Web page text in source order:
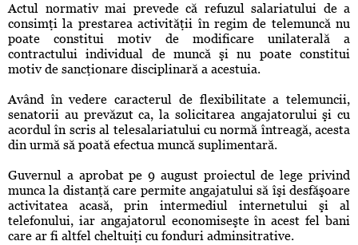
Actul normativ mai prevede că refuzul salariatului de a
consimţi la prestarea activităţii în regim de telemuncă nu
poate constitui motiv de modificare unilaterală a
contractului individual de muncă şi nu poate constitui
motiv de sancţionare disciplinară a acestuia.
Având în vedere caracterul de flexibilitate a telemuncii,
senatorii au prevăzut ca, la solicitarea angajatorului şi cu
acordul în scris al telesalariatului cu normă întreagă, acesta
din urmă să poată efectua muncă suplimentară.
Guvernul a aprobat pe 9 august proiectul de lege privind
munca la distanţă care permite angajatului să îşi desfăşoare
activitatea acasă, prin intermediul internetului şi al
telefonului, iar angajatorul economiseşte în acest fel bani
care ar fi altfel cheltuiţi cu fonduri adminsitrative.